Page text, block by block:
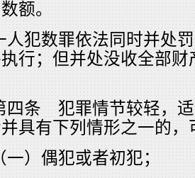
额。
人犯数罪依法同时并处
行；但并处没收全部
四条 犯罪情节较轻，
具有下列情形之一的
一）偶犯或者初犯；